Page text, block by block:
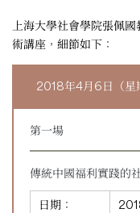
上海大學社會學院張佩
術講座，細節如下：
2018年4月6日（星
第一場
傳統中國福利實踐的
日期：